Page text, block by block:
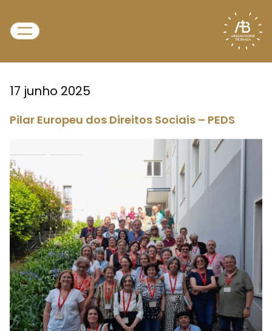
17 junho 2025
Pilar Europeu dos Direitos Sociais – PEDS